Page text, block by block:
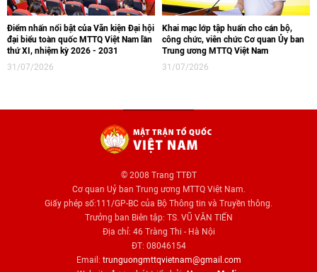
Điểm nhấn nổi bật của Văn kiện Đại hội
đại biểu toàn quốc MTTQ Việt Nam lần
thứ XI, nhiệm kỳ 2026 - 2031
31/07/2026
Khai mạc lớp tập huấn cho cán bộ,
công chức, viên chức Cơ quan Ủy ban
Trung ương MTTQ Việt Nam
31/07/2026
© 2008 Trang TTĐT
Cơ quan Uỷ ban Trung ương MTTQ Việt Nam.
Giấy phép số:111/GP-BC của Bộ Thông tin và Truyền thông.
Trưởng ban Biên tập: TS. VŨ VĂN TIẾN
Địa chỉ: 46 Tràng Thi - Hà Nội
ĐT: 08046154
Email: trunguongmttqvietnam@gmail.com